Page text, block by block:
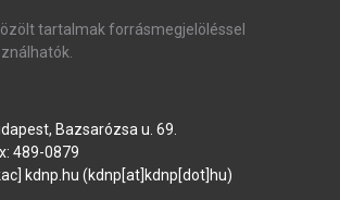
tartalmak forrásmegjelöléssel
Bazsarózsa u. 69.
489-0879
kdnp.hu (kdnp[at]kdnp[dot]hu)